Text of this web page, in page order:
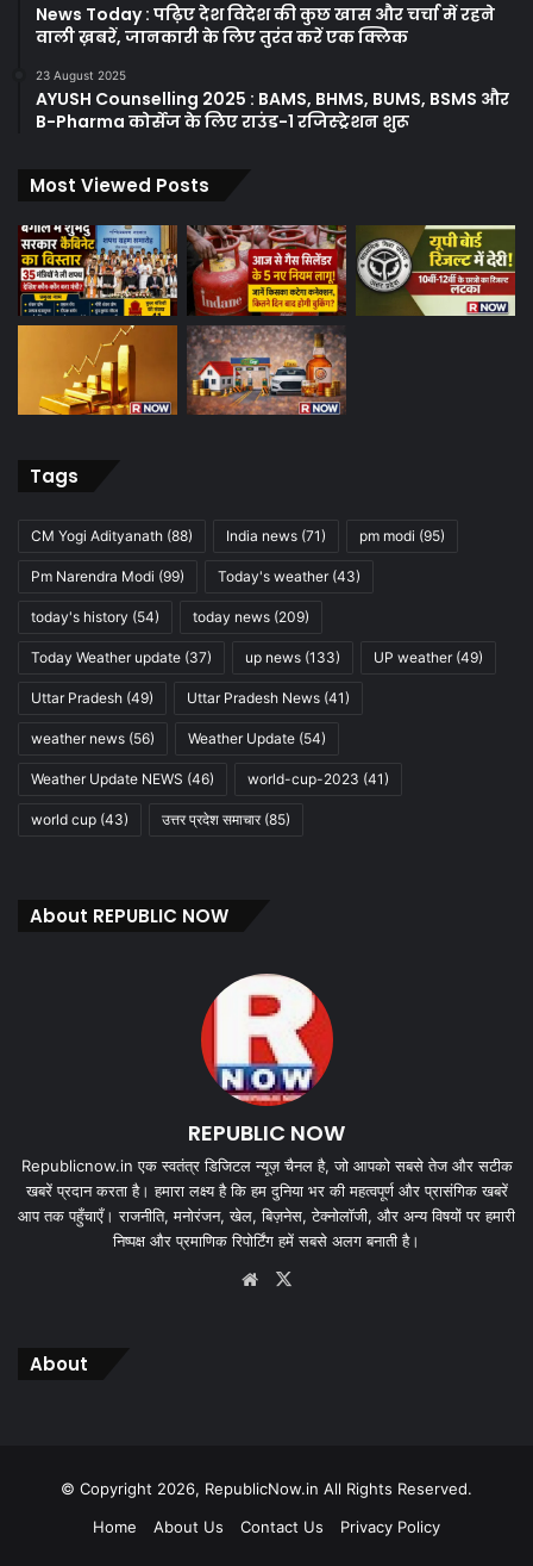
News Today : पढ़िए देश विदेश की कुछ खास और चर्चा में रहने
वाली ख़बरें, जानकारी के लिए तुरंत करें एक क्लिक
23 August 2025
AYUSH Counselling 2025 : BAMS, BHMS, BUMS, BSMS और
B-Pharma कोर्सेज के लिए राउंड-1 रजिस्ट्रेशन शुरू
Most Viewed Posts
Tags
CM Yogi Adityanath (88) India news (71) pm modi (95)
Pm Narendra Modi (99) Today's weather(43)
today's history (54) today news (209)
Today Weather update (37) up news (133) UP weather(49)
Uttar Pradesh (49) Uttar Pradesh News (41)
weather news (56) Weather Update (54)
Weather Update NEWS (46) world-cup-2023 (41)
world cup (43) उत्तर प्रदेश समाचार(85)
About REPUBLIC NOW
REPUBLIC NOW
Republicnow.in एक स्वतंत्र डिजिटल न्यूज़ चैनल है, जो आपको सबसे तेज और सटीक
खबरें प्रदान करता है। हमारा लक्ष्य है कि हम दुनिया भर की महत्वपूर्ण और प्रासंगिक खबरें
आप तक पहुँचाएँ। राजनीति, मनोरंजन, खेल, बिज़नेस, टेक्नोलॉजी, और अन्य विषयों पर हमारी
निष्पक्ष और प्रमाणिक रिपोर्टिंग हमें सबसे अलग बनाती है।
Website
About
© Copyright 2026, RepublicNow.in All Rights Reserved.
Home
About Us Contact Us Privacy Policy